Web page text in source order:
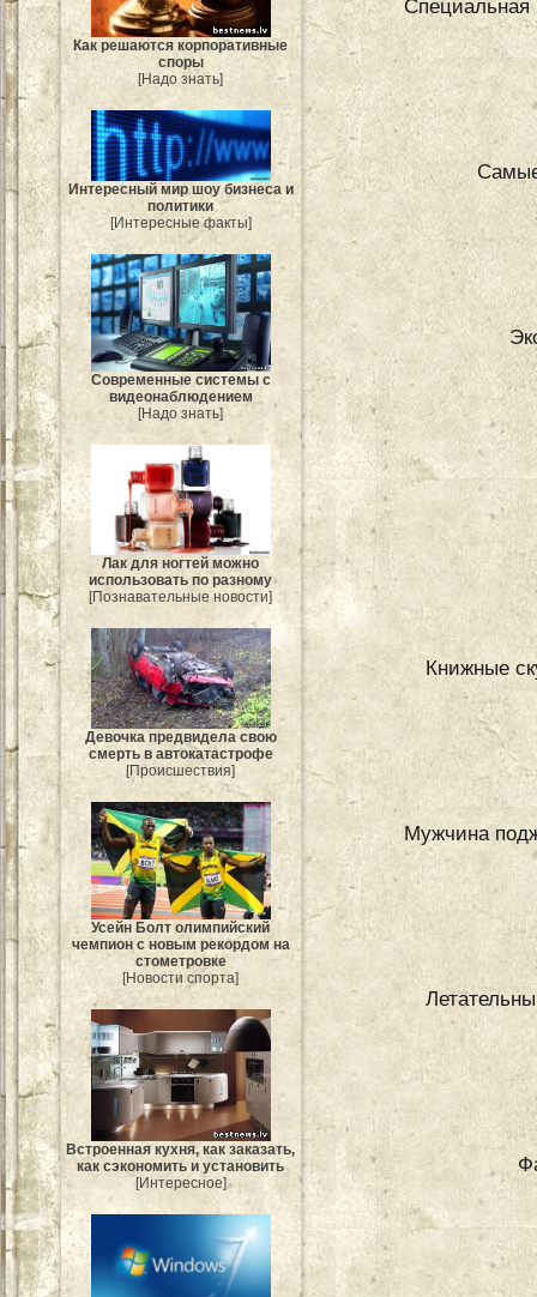
Как решаются корпоративные
споры
[Надо знать]
Интересный мир шоу бизнеса и
политики
[Интересные факты]
Современные системы с
видеонаблюдением
[Надо знать]
Лак для ногтей можно
использовать по разному
[Познавательные новости]
Девочка предвидела свою
смерть в автокатастрофе
[Происшествия]
Усейн Болт олимпийский
чемпион с новым рекордом на
стометровке
[Новости спорта]
Встроенная кухня, как заказать,
как сэкономить и установить
[Интересное]
Специальная
Книжные
Мужчина